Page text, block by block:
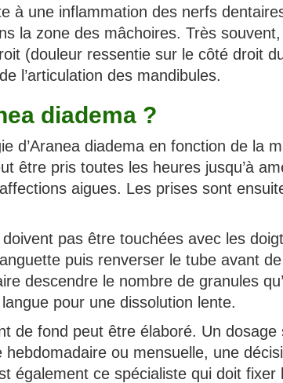
à une inflammation des nerfs
la zone des mâchoires. Très
(douleur ressentie sur le côté droit
l’articulation des mandibules.
diadema ?
d’Aranea diadema en fonction de la
être pris toutes les heures jusqu’à
aigues. Les prises sont
pas être touchées avec les
puis renverser le tube avant
descendre le nombre de granules
pour une dissolution lente.
de fond peut être élaboré. Un dosage
ou mensuelle, une
également ce spécialiste qui doit fixer